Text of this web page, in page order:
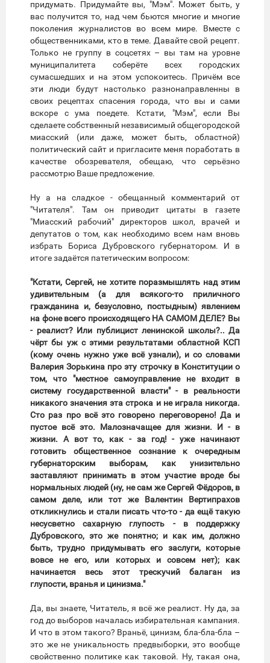
придумать. Придумайте вы, "Мэм". Может быть, у
вас получится то, над чем бьются многие и многие
поколения журналистов во всем мире. Вместе с
общественниками, кто в теме. Давайте свой рецепт.
Только не группу в соцсетях – вы там на уровне
муниципалитета соберёте всех городских
сумасшедших и на этом успокоитесь. Причём все
эти люди будут настолько разнонаправленны в
своих рецептах спасения города, что вы и сами
вскоре с ума поедете. Кстати, "Мэм", если Вы
сделаете собственный независимый общегородской
миасский (или даже, может быть, областной)
политический сайт и пригласите меня поработать в
качестве обозревателя, обещаю, что серьёзно
рассмотрю Ваше предложение.
Ну а на сладкое - обещанный комментарий от
"Читателя". Там он приводит цитаты в газете
"Миасский рабочий" директоров школ, врачей и
депутатов о том, как необходимо всем нам вновь
избрать Бориса Дубровского губернатором. И в
итоге задаётся патетическим вопросом:
"Кстати, Сергей, не хотите поразмышлять над этим
удивительным (а для всякого-то приличного
гражданина и, безусловно, постыдным) явлением
на фоне всего происходящего НА САМОМ ДЕЛЕ? Вы
- реалист? Или публицист ленинской школы?.. Да
чёрт бы уж с этими результатами областной КСП
(кому очень нужно уже всё узнали), и со словами
Валерия Зорькина про эту строчку в Конституции о
том, что "местное самоуправление не входит в
систему государственной власти" - в реальности
никакого значения эта строка и не играла никогда.
Сто раз про всё это говорено переговорено! Да и
пустое всё это. Малозначащее для жизни. И - в
жизни. А вот то, как - за год! - уже начинают
готовить общественное сознание к очередным
губернаторским выборам, как унизительно
заставляют принимать в этом участие вроде бы
нормальных людей (ну, не сам же Сергей Фёдоров, в
самом деле, или тот же Валентин Вертипрахов
откликнулись и стали писать что-то - да ещё такую
несусветно сахарную глупость - в поддержку
Дубровского, это же понятно; и как им, должно
быть, трудно придумывать его заслуги, которые
вовсе не его, или которых и совсем нет); как
начинается весь этот трескучий балаган из
глупости, вранья и цинизма."
Да, вы знаете, Читатель, я всё же реалист. Ну да, за
год до выборов началась избирательная кампания.
И что в этом такого? Враньё, цинизм, бла-бла-бла –
это же не уникальность предвыборки, это вообще
свойственно политике как таковой. Ну, такая она,